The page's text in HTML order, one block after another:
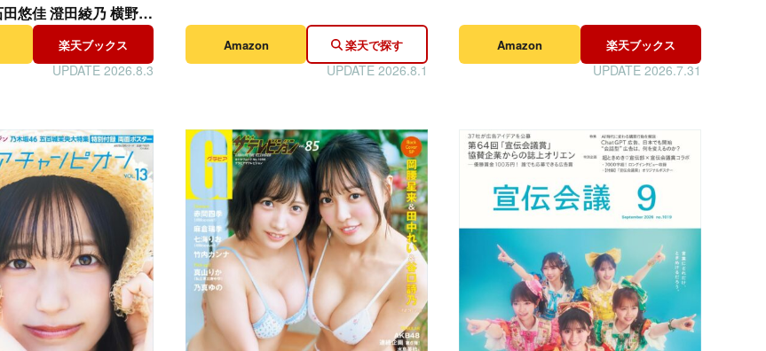
悠佳 澄田綾乃 横野す
楽天ブックス
UPDATE 2026.8.3
Amazon 楽天で探す
UPDATE 2026.8.1
Amazon 楽天ブックス
UPDATE 2026.7.31